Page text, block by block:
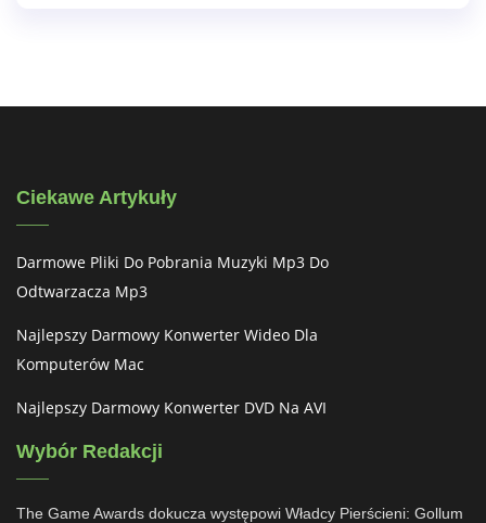
Ciekawe Artykuły
Darmowe Pliki Do Pobrania Muzyki Mp3 Do
Odtwarzacza Mp3
Najlepszy Darmowy Konwerter Wideo Dla
Komputerów Mac
Najlepszy Darmowy Konwerter DVD Na AVI
Wybór Redakcji
The Game Awards dokucza występowi Władcy Pierścieni: Gollum